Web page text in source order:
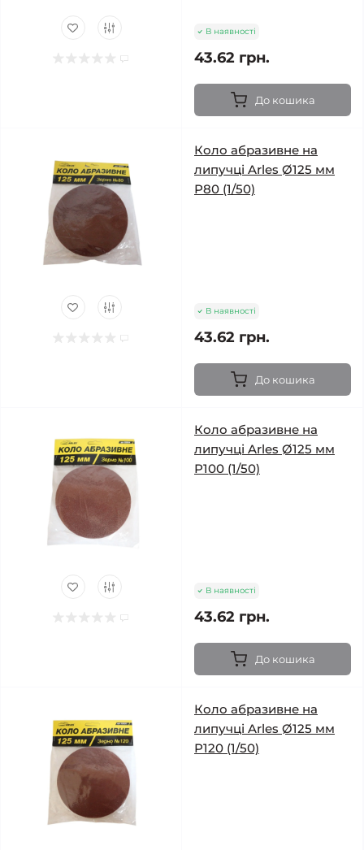
В наявності
43.62 грн.
До кошика
Коло абразивне на
липучці Arles Ø125 мм
Р80 (1/50)
В наявності
43.62 грн.
До кошика
Коло абразивне на
липучці Arles Ø125 мм
Р100 (1/50)
В наявності
43.62 грн.
До кошика
Коло абразивне на
липучці Arles Ø125 мм
Р120 (1/50)